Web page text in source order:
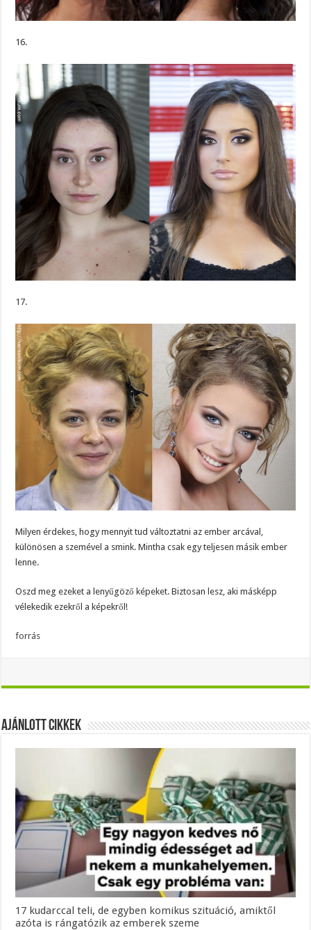
16.
17.
Milyen érdekes, hogy mennyit tud változtatni az ember arcával,
különösen a szemével a smink. Mintha csak egy teljesen másik ember
lenne.
Oszd meg ezeket a lenyűgöző képeket. Biztosan lesz, aki másképp
vélekedik ezekről a képekről!
forrás
Ajánlott Cikkek
17 kudarccal teli, de egyben komikus szituáció, amiktől
azóta is rángatózik az emberek szeme